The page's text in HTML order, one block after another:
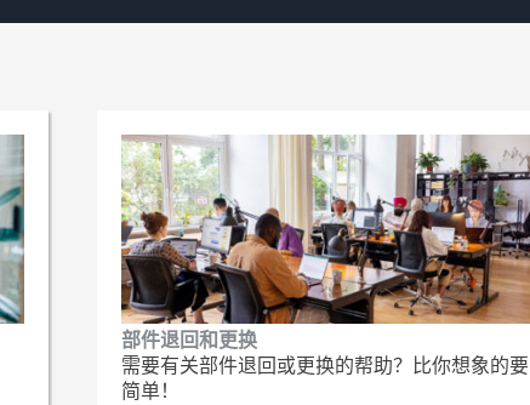
部件退回和更换
需要有关部件退回或更换的帮助？比你想象的要
简单！